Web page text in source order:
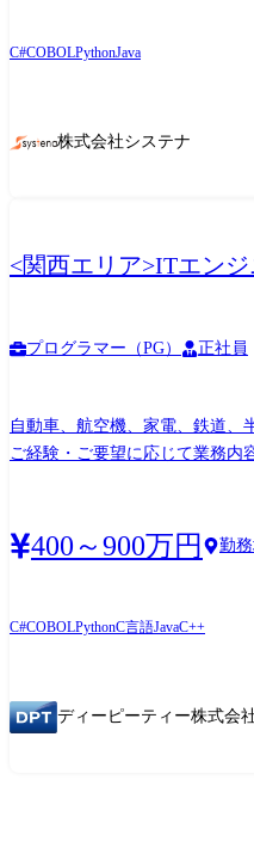
(プライム)で、5 ~20名程度のチ
C#COBOLPythonJava
株式会社システナ
<関西エリア>ITエンジ
プログラマー（PG） 正社員
自動車、航空機、家電、鉄道、
ご経験・ご要望に応じて業務内容・勤務地を決めるため、配属ガチャ
AED組み込みシステム ・鉄道
400～900万円 勤
C#COBOLPythonC言語JavaC++
ディーピーティー株式会